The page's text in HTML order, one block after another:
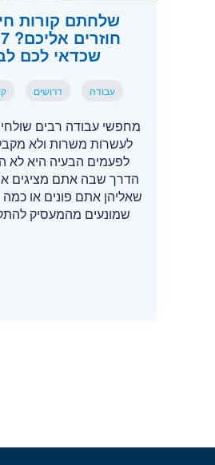
שלחתם קורות
שכדאי לכם
עבודה דרושים
מחפשי עבודה רבים
לעשרות משרות ולא
לפעמים הבעיה היא לא
הדרך שבה אתם מציגים
שאליהן אתם פונים או
שמונעים מהמעסיק